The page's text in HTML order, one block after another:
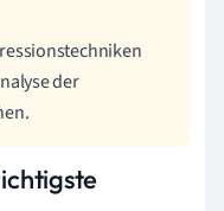
der